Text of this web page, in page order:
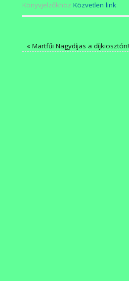
Könyvjelzőkhöz Közvetlen link.
«Martfűi Nagydíjas a díjkiosztón!